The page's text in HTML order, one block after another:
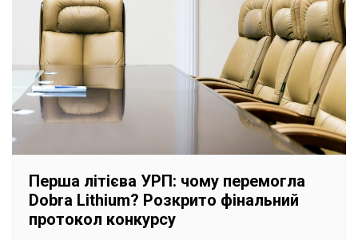
Перша літієва УРП: чому перемогла
Dobra Lithium? Розкрито фінальний
протокол конкурсу